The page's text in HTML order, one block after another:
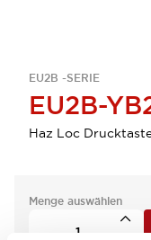
EU2B -SERIE
EU2B-
Haz Loc
Menge auswählen